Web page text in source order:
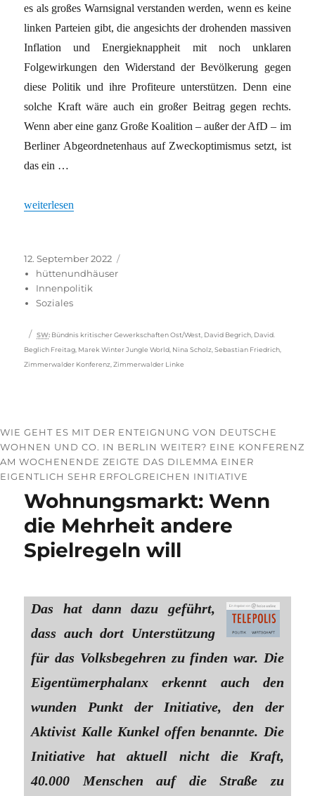
es als großes Warnsignal verstanden werden, wenn es keine
linken Parteien gibt, die angesichts der drohenden massiven
Inflation und Energieknappheit mit noch unklaren
Folgewirkungen den Widerstand der Bevölkerung gegen
diese Politik und ihre Profiteure unterstützen. Denn eine
solche Kraft wäre auch ein großer Beitrag gegen rechts.
Wenn aber eine ganz Große Koalition – außer der AfD – im
Berliner Abgeordnetenhaus auf Zweckoptimismus setzt, ist
das ein …
„Soziale Proteste: Die Linke als Diskurspolizei?“
weiterlesen
Veröffentlicht
am
12. September 2022
hüttenundhäuser
Innenpolitik
Soziales
Schlagwörter
SW: Bündnis kritischer Gewerkschaften Ost/West David Begrich David.
Beglich Freitag Marek Winter Jungle World Nina Scholz ,Sebastian Friedrich
Zimmerwalder Konferenz ,Zimmerwalder Linke
WIE GEHT ES MIT DER ENTEIGNUNG VON DEUTSCHE
WOHNEN UND CO. IN BERLIN WEITER? EINE KONFERENZ
AM WOCHENENDE ZEIGTE DAS DILEMMA EINER
EIGENTLICH SEHR ERFOLGREICHEN INITIATIVE
Wohnungsmarkt: Wenn
die Mehrheit andere
Spielregeln will
Das hat dann dazu geführt,
dass auch dort Unterstützung
für das Volksbegehren zu finden war. Die
Eigentümerphalanx erkennt auch den
wunden Punkt der Initiative, den der
Aktivist Kalle Kunkel offen benannte. Die
Initiative hat aktuell nicht die Kraft,
40.000 Menschen auf die Straße zu